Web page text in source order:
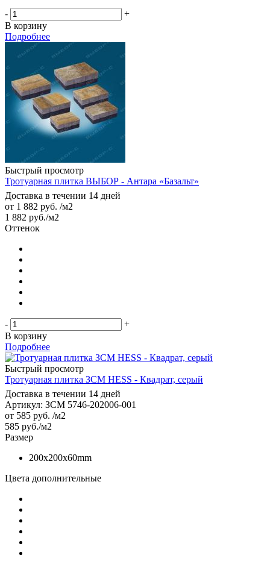
-
+
В корзину
Подробнее
Быстрый просмотр
Тротуарная плитка ВЫБОР - Антара «Базальт»
Доставка в течении 14 дней
от 1 882 руб. /м2
1 882 руб./м2
Оттенок
-
+
В корзину
Подробнее
Быстрый просмотр
Тротуарная плитка ЗСМ HESS - Квадрат, серый
Доставка в течении 14 дней
Артикул: ЗСМ 5746-202006-001
от 585 руб. /м2
585 руб./м2
Размер
200х200х60mm
Цвета дополнительные